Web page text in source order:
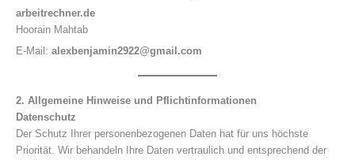
arbeitrechner.de
Hoorain Mahtab
E-Mail: alexbenjamin2922@gmail.com
2. Allgemeine Hinweise und Pflichtinformationen
Datenschutz
Der Schutz Ihrer personenbezogenen Daten hat für uns höchste
Priorität. Wir behandeln Ihre Daten vertraulich und entsprechend der